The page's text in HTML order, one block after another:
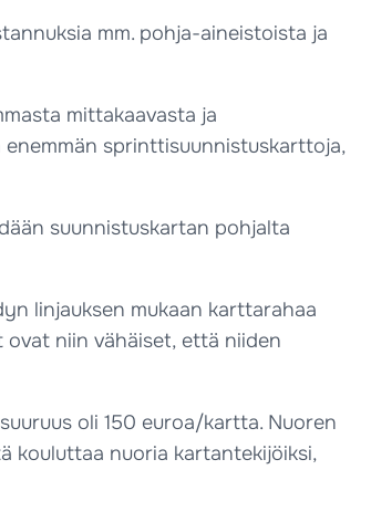
mm. pohja-aineistoista ja
mittakaavasta ja
sprinttisuunnistuskarttoja,
suunnistuskartan pohjalta
linjauksen mukaan karttarahaa
niin vähäiset, että niiden
oli 150 euroa/kartta. Nuoren
kouluttaa nuoria kartantekijöiksi,